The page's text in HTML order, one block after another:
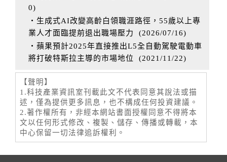
0)
‧生成式AI改變高齡白領職涯路徑，55歲以上專
業人才面臨提前退出職場壓力
(2026/07/16)
‧蘋果預計2025年直接推出L5全自動駕駛電動車
將打破特斯拉主導的市場地位
(2021/11/22)
【聲明】
1.科技產業資訊室刊載此文不代表同意其說法或描
述，僅為提供更多訊息，也不構成任何投資建議。
2.著作權所有，非經本網站書面授權同意不得將本
文以任何形式修改、複製、儲存、傳播或轉載，本
中心保留一切法律追訴權利。